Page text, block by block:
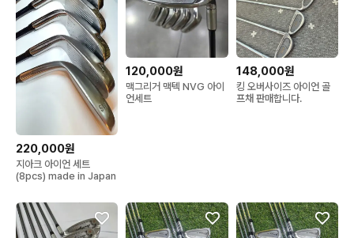
220,000원
지아크 아이언 세트
(8pcs) made in Japan
120,000원
맥그리거 맥텍 NVG 아이
언세트
148,000원
킹 오버사이즈 아이언 골
프채 판매합니다.